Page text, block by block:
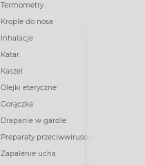
Termometry
Krople do nosa
Inhalacje
Katar
Kaszel
Olejki eteryczne
Gorączka
Drapanie w gardle
Preparaty przeciwwirusowe
Zapalenie ucha